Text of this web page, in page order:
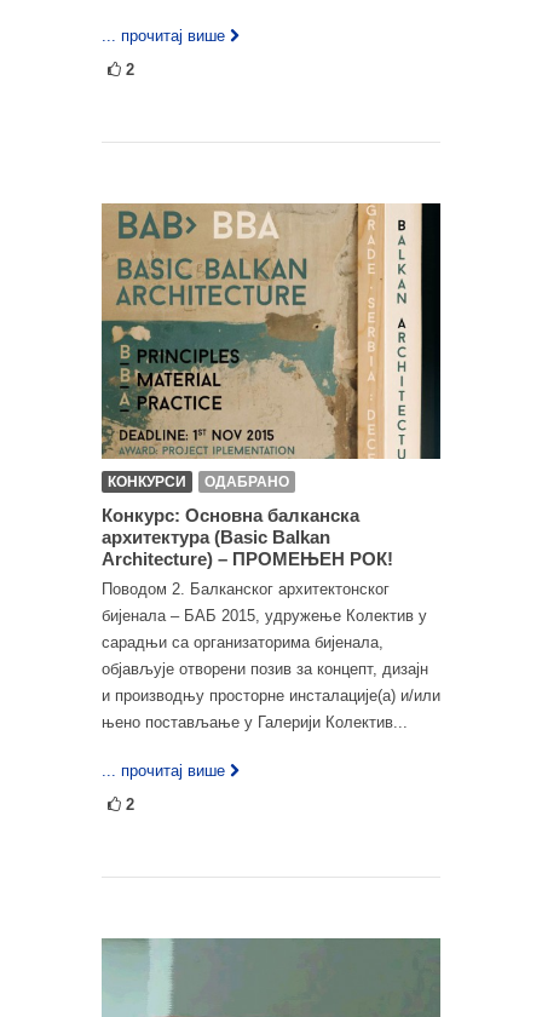
... прочитај више
2
КОНКУРСИ ОДАБРАНО
Конкурс: Основна балканска
архитектура (Basic Balkan
Architecture) – ПРОМЕЊЕН РОК!
Поводом 2. Балканског архитектонског
бијенала – БАБ 2015, удружење Колектив у
сарадњи са организаторима бијенала,
објављује отворени позив за концепт, дизајн
и производњу просторне инсталације(а) и/или
њено постављање у Галерији Колектив...
... прочитај више
2